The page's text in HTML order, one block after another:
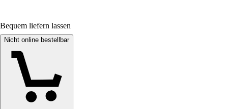
Bequem liefern lassen
Nicht online bestellbar